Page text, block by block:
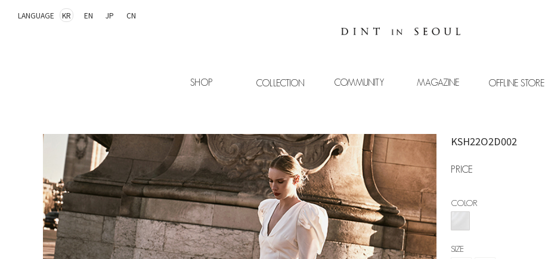
LANGUAGE KR EN JP CN
SHOP COLLECTION COMMUNITY MAGAZINE OFFLINE STORE
KSH22O2D002
PRICE
COLOR
SIZE